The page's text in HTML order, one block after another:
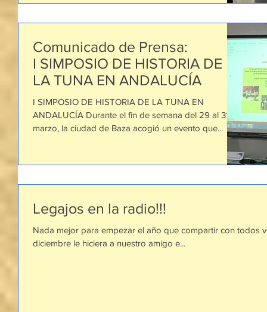
Comunicado de Prensa:
I SIMPOSIO DE HISTORIA DE
LA TUNA EN ANDALUCÍA
I SIMPOSIO DE HISTORIA DE LA TUNA EN
ANDALUCÍA Durante el fin de semana del 29 al 31 de
marzo, la ciudad de Baza acogió un evento que...
Legajos en la radio!!!
Nada mejor para empezar el año que compartir con todos
diciembre le hiciera a nuestro amigo e...